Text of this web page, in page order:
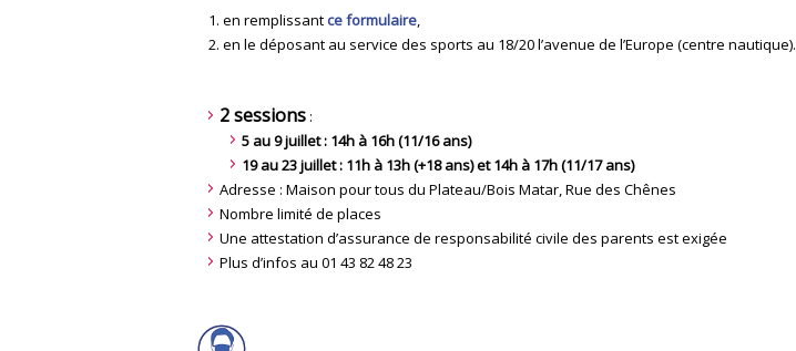
en remplissant ce formulaire,
en le déposant au service des sports au 18/20 l’avenue de l’Europe (centre nautique).
2 sessions :
5 au 9 juillet : 14h à 16h (11/16 ans)
19 au 23 juillet : 11h à 13h (+18 ans) et 14h à 17h (11/17 ans)
Adresse : Maison pour tous du Plateau/Bois Matar, Rue des Chênes
Nombre limité de places
Une attestation d’assurance de responsabilité civile des parents est exigée
Plus d’infos au 01 43 82 48 23